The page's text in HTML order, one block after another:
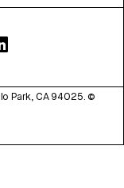
Park, CA 94025. ©